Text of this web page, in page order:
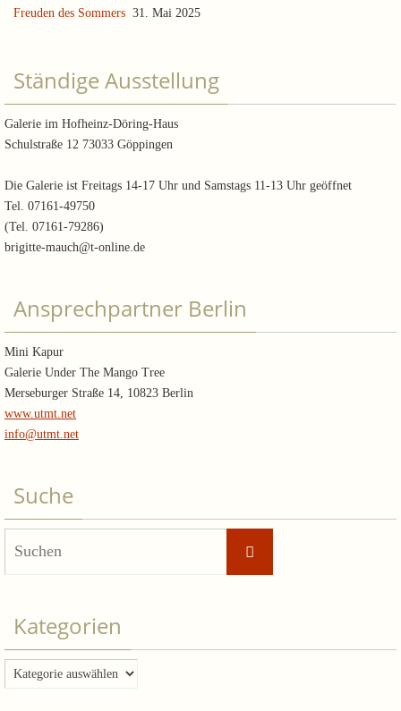
Freuden des Sommers 31. Mai 2025
Ständige Ausstellung
Galerie im Hofheinz-Döring-Haus
Schulstraße 12 73033 Göppingen
Die Galerie ist Freitags 14-17 Uhr und Samstags 11-13 Uhr geöffnet
Tel. 07161-49750
(Tel. 07161-79286)
brigitte-mauch@t-online.de
Ansprechpartner Berlin
Mini Kapur
Galerie Under The Mango Tree
Merseburger Straße 14, 10823 Berlin
www.utmt.net
info@utmt.net
Suche
Suchen
Kategorien
Kategorien